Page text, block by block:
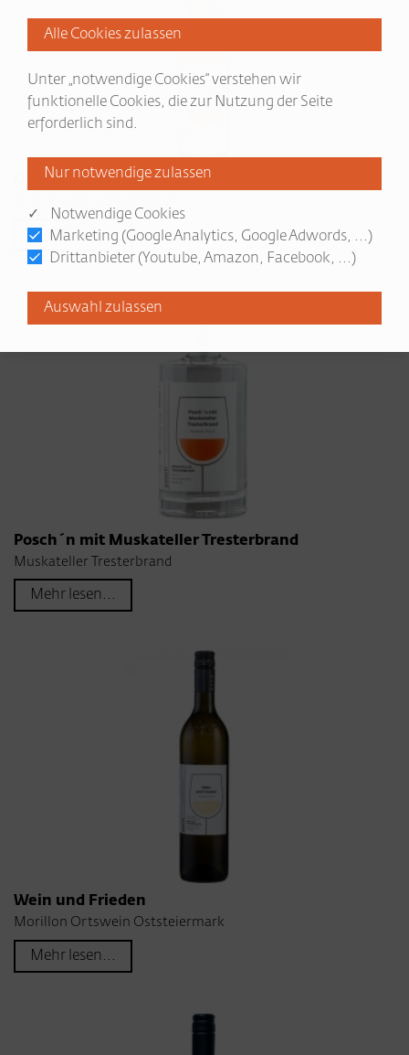
Die Abenteuer des Elias Huckepack
Mehr lesen...
Posch´n mit Muskateller Tresterbrand
Muskateller Tresterbrand
Mehr lesen...
Wein und Frieden
Morillon Ortswein Oststeiermark
Mehr lesen...
Unter „notwendige Cookies“ verstehen wir
funktionelle Cookies, die zur Nutzung der Seite
erforderlich sind.
✓ Notwendige Cookies
Marketing (Google Analytics, Google Adwords, ...)
Drittanbieter (Youtube, Amazon, Facebook, ...)